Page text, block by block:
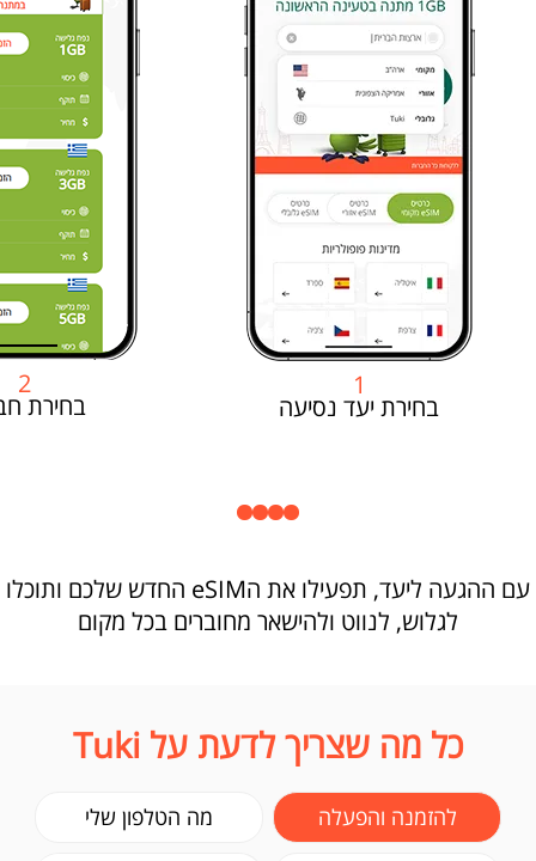
1
בחירת יעד נסיעה
2
בחירת
עם ההגעה ליעד, תפעילו את הeSIM החדש שלכם ותוכלו
לגלוש, לנווט ולהישאר מחוברים בכל מקום
כל מה שצריך לדעת על Tuki
להזמנה והפעלה מה הטלפון שלי